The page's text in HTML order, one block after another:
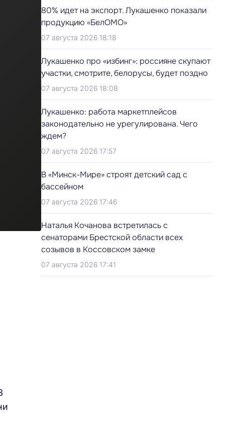
80% идет на экспорт. Лукашенко показали
продукцию «БелОМО»
07 августа 2026 18:18
Лукашенко про «избинг»: россияне скупают
участки, смотрите, белорусы, будет поздно
07 августа 2026 18:08
Лукашенко: работа маркетплейсов
законодательно не урегулирована. Чего
ждем?
07 августа 2026 17:57
В «Минск-Мире» строят детский сад с
бассейном
07 августа 2026 17:46
Наталья Кочанова встретилась с
сенаторами Брестской области всех
созывов в Коссовском замке
07 августа 2026 17:41